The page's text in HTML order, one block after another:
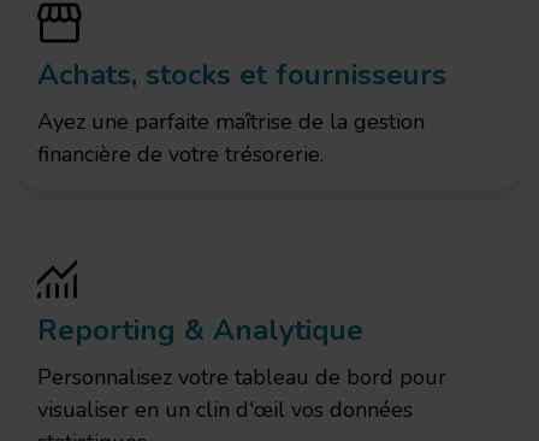
Achats, stocks et fournisseurs
Ayez une parfaite maîtrise de la gestion
financière de votre trésorerie.
Reporting & Analytique
Personnalisez votre tableau de bord pour
visualiser en un clin d'œil vos données